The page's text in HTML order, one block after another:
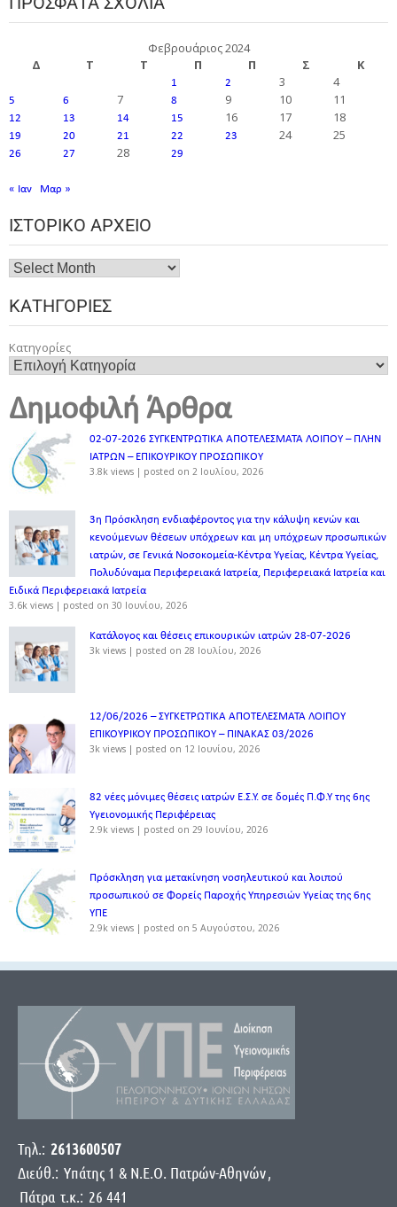
Φεβρουάριος 2024
Δ
Τ Τ Π Π Σ Κ
1 2 3 4
5 6 7 8 9 10 11
12 13 14 15 16 17 18
19 20 21 22 23 24 25
26 27 28 29
« Ιαν Μαρ »
ΙΣΤΟΡΙΚΌ ΑΡΧΕΊΟ
ΚΑΤΗΓΟΡΊΕΣ
Κατηγορίες
Δημοφιλή Άρθρα
02-07-2026 ΣΥΓΚΕΝΤΡΩΤΙΚΑ ΑΠΟΤΕΛΕΣΜΑΤΑ ΛΟΙΠΟΥ – ΠΛΗΝ
ΙΑΤΡΩΝ – ΕΠΙΚΟΥΡΙΚΟΥ ΠΡΟΣΩΠΙΚOY
3.8k views | posted on 2 Ιουλίου, 2026
3η Πρόσκληση ενδιαφέροντος για την κάλυψη κενών και
κενούμενων θέσεων υπόχρεων και μη υπόχρεων προσωπικών
ιατρών, σε Γενικά Νοσοκομεία-Κέντρα Υγείας, Κέντρα Υγείας,
Πολυδύναμα Περιφερειακά Ιατρεία, Περιφερειακά Ιατρεία και
Ειδικά Περιφερειακά Ιατρεία
3.6k views | posted on 30 Ιουνίου, 2026
Κατάλογος και θέσεις επικουρικών ιατρών 28-07-2026
3k views | posted on 28 Ιουλίου, 2026
12/06/2026 – ΣΥΓΚΕΤΡΩΤΙΚΑ ΑΠΟΤΕΛΕΣΜΑΤΑ ΛΟΙΠΟΥ
ΕΠΙΚΟΥΡΙΚΟΥ ΠΡΟΣΩΠΙΚΟΥ – ΠΙΝΑΚΑΣ 03/2026
3k views | posted on 12 Ιουνίου, 2026
82 νέες μόνιμες θέσεις ιατρών Ε.Σ.Υ. σε δομές Π.Φ.Υ της 6ης
Υγειονομικής Περιφέρειας
2.9k views | posted on 29 Ιουνίου, 2026
Πρόσκληση για μετακίνηση νοσηλευτικού και λοιπού
προσωπικού σε Φορείς Παροχής Υπηρεσιών Υγείας της 6ης
ΥΠΕ
2.9k views | posted on 5 Αυγούστου, 2026
Τηλ.: 2613600507
Διεύθ.: Yπάτης 1 & Ν.Ε.Ο. Πατρών-Αθηνών,
Πάτρα τ.κ.: 26 441